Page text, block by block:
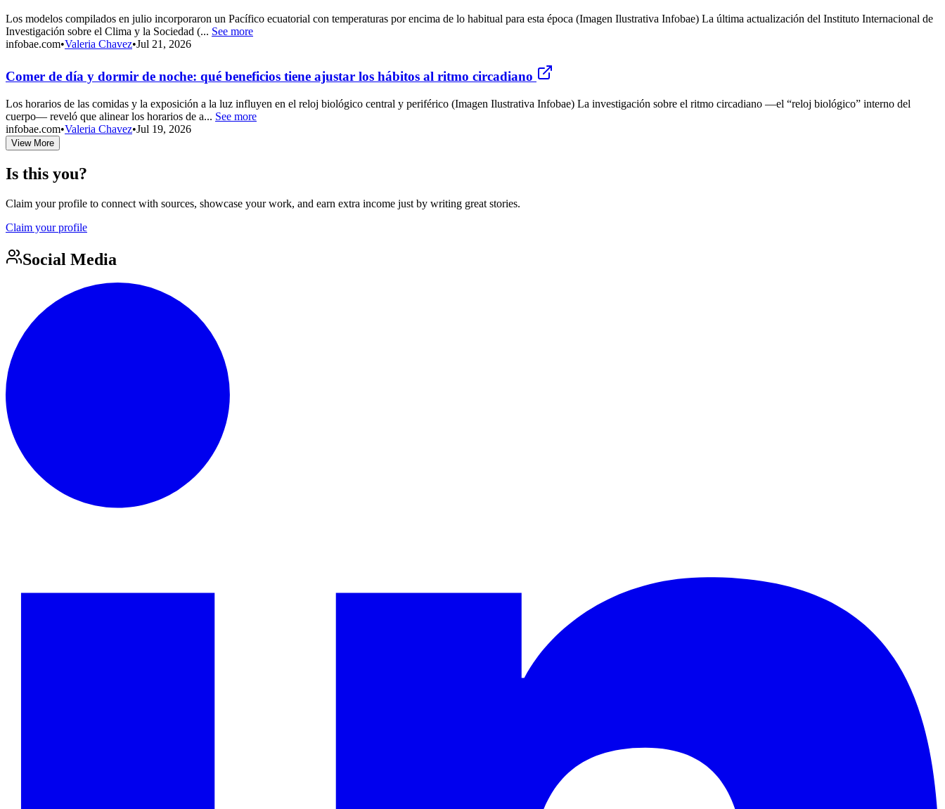
Los modelos compilados en julio incorporaron un Pacífico ecuatorial con temperaturas por encima de lo habitual para esta época (Imagen Ilustrativa Infobae) La última actualización del Instituto Internacional de
Investigación sobre el Clima y la Sociedad (... See more
infobae.com•Valeria Chavez•Jul 21, 2026
Comer de día y dormir de noche: qué beneficios tiene ajustar los hábitos al ritmo circadiano
Los horarios de las comidas y la exposición a la luz influyen en el reloj biológico central y periférico (Imagen Ilustrativa Infobae) La investigación sobre el ritmo circadiano —el “reloj biológico” interno del
cuerpo— reveló que alinear los horarios de a... See more
infobae.com•Valeria Chavez•Jul 19, 2026
View More
Is this you?
Claim your profile to connect with sources, showcase your work, and earn extra income just by writing great stories.
Claim your profile
Social Media